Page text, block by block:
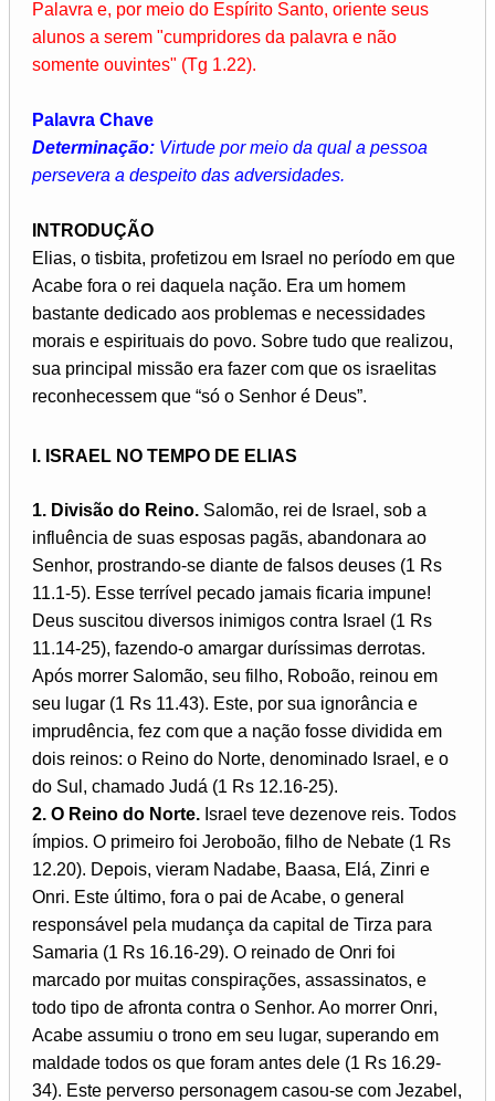
Palavra e, por meio do Espírito Santo, oriente seus
alunos a serem "cumpridores da palavra e não
somente ouvintes" (Tg 1.22).
Palavra Chave
Determinação: Virtude por meio da qual a pessoa
persevera a despeito das adversidades.
INTRODUÇÃO
Elias, o tisbita, profetizou em Israel no período em que
Acabe fora o rei daquela nação. Era um homem
bastante dedicado aos problemas e necessidades
morais e espirituais do povo. Sobre tudo que realizou,
sua principal missão era fazer com que os israelitas
reconhecessem que “só o Senhor é Deus”.
I. ISRAEL NO TEMPO DE ELIAS
1. Divisão do Reino. Salomão, rei de Israel, sob a
influência de suas esposas pagãs, abandonara ao
Senhor, prostrando-se diante de falsos deuses (1 Rs
11.1-5). Esse terrível pecado jamais ficaria impune!
Deus suscitou diversos inimigos contra Israel (1 Rs
11.14-25), fazendo-o amargar duríssimas derrotas.
Após morrer Salomão, seu filho, Roboão, reinou em
seu lugar (1 Rs 11.43). Este, por sua ignorância e
imprudência, fez com que a nação fosse dividida em
dois reinos: o Reino do Norte, denominado Israel, e o
do Sul, chamado Judá (1 Rs 12.16-25).
2. O Reino do Norte. Israel teve dezenove reis. Todos
ímpios. O primeiro foi Jeroboão, filho de Nebate (1 Rs
12.20). Depois, vieram Nadabe, Baasa, Elá, Zinri e
Onri. Este último, fora o pai de Acabe, o general
responsável pela mudança da capital de Tirza para
Samaria (1 Rs 16.16-29). O reinado de Onri foi
marcado por muitas conspirações, assassinatos, e
todo tipo de afronta contra o Senhor. Ao morrer Onri,
Acabe assumiu o trono em seu lugar, superando em
maldade todos os que foram antes dele (1 Rs 16.29-
34). Este perverso personagem casou-se com Jezabel,